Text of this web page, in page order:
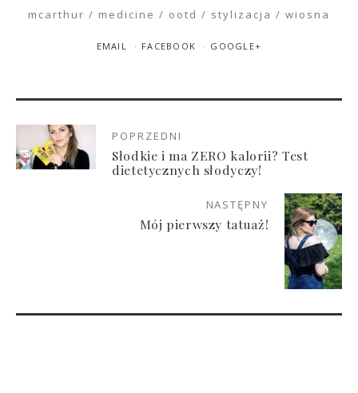
mcarthur
medicine ootd stylizacja wiosna
EMAIL FACEBOOK GOOGLE+
POPRZEDNI
Słodkie i ma ZERO kalorii? Test
dietetycznych słodyczy!
NASTĘPNY
Mój pierwszy tatuaż!